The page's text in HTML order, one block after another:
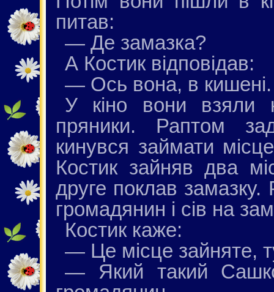
питав:
— Де замазка?
А Костик відповідав:
— Ось вона, в кишені.
У кіно вони взяли
пряники. Раптом
кинувся займати
Костик зайняв два
друге поклав
громадянин і сів на
Костик каже:
— Це місце зайняте,
— Який такий